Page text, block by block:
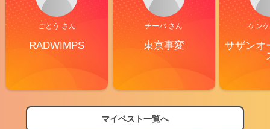
ごとう さん
RADWIMPS
チーバ さん
東京事変
ケン
サザンオ
マイベスト一覧へ
【フェス特集2026】フェス情報はここから！